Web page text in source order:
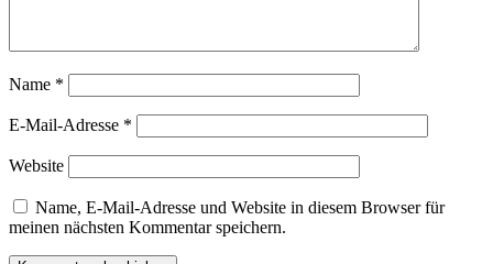
Name *
E-Mail-Adresse *
Website
Name, E-Mail-Adresse und Website in diesem Browser für
meinen nächsten Kommentar speichern.